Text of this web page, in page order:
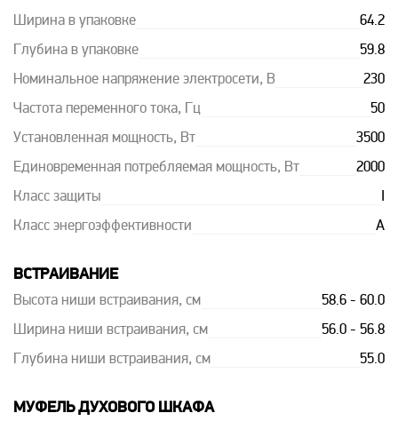
Ширина в упаковке 64.2
Глубина в упаковке 59.8
Номинальное напряжение электросети, В 230
Частота переменного тока, Гц 50
Установленная мощность, Вт 3500
Единовременная потребляемая мощность, Вт 2000
Класс защиты
Класс энергоэффективности A
ВСТРАИВАНИЕ
Высота ниши встраивания, см 58.6 - 60.0
Ширина ниши встраивания, см 56.0 - 56.8
Глубина ниши встраивания, см 55.0
МУФЕЛЬ ДУХОВОГО ШКАФА